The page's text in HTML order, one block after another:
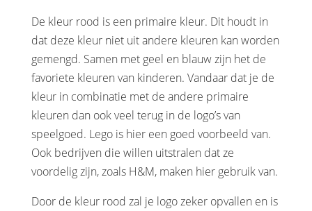
De kleur rood is een primaire kleur. Dit houdt in
dat deze kleur niet uit andere kleuren kan worden
gemengd. Samen met geel en blauw zijn het de
favoriete kleuren van kinderen. Vandaar dat je de
kleur in combinatie met de andere primaire
kleuren dan ook veel terug in de logo’s van
speelgoed. Lego is hier een goed voorbeeld van.
Ook bedrijven die willen uitstralen dat ze
voordelig zijn, zoals H&M, maken hier gebruik van.
Door de kleur rood zal je logo zeker opvallen en is